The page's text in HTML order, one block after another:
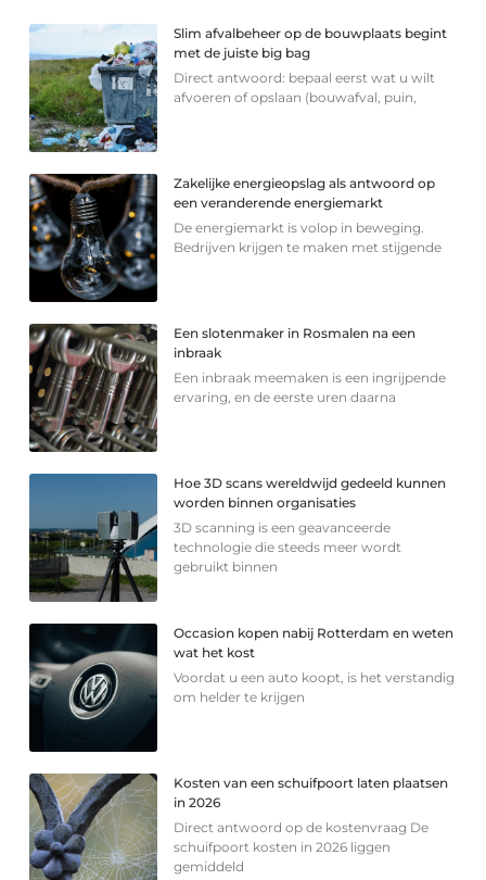
Slim afvalbeheer op de bouwplaats begint
met de juiste big bag
Direct antwoord: bepaal eerst wat u wilt
afvoeren of opslaan (bouwafval, puin,
Zakelijke energieopslag als antwoord op
een veranderende energiemarkt
De energiemarkt is volop in beweging.
Bedrijven krijgen te maken met stijgende
Een slotenmaker in Rosmalen na een
inbraak
Een inbraak meemaken is een ingrijpende
ervaring, en de eerste uren daarna
Hoe 3D scans wereldwijd gedeeld kunnen
worden binnen organisaties
3D scanning is een geavanceerde
technologie die steeds meer wordt
gebruikt binnen
Occasion kopen nabij Rotterdam en weten
wat het kost
Voordat u een auto koopt, is het verstandig
om helder te krijgen
Kosten van een schuifpoort laten plaatsen
in 2026
Direct antwoord op de kostenvraag De
schuifpoort kosten in 2026 liggen
gemiddeld